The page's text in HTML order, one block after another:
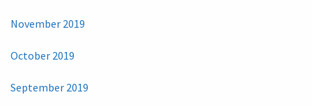
November 2019
October 2019
September 2019